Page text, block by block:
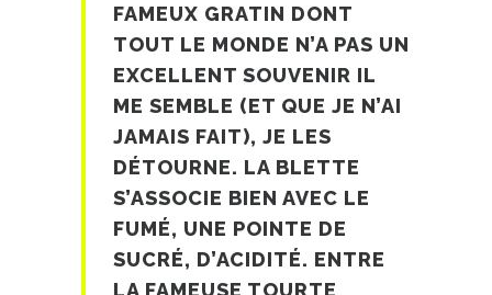
FAMEUX GRATIN DONT
TOUT LE MONDE N’A PAS UN
EXCELLENT SOUVENIR IL
ME SEMBLE (ET QUE JE N’AI
JAMAIS FAIT), JE LES
DÉTOURNE. LA BLETTE
S’ASSOCIE BIEN AVEC LE
FUMÉ, UNE POINTE DE
SUCRÉ, D’ACIDITÉ. ENTRE
LA FAMEUSE TOURTE